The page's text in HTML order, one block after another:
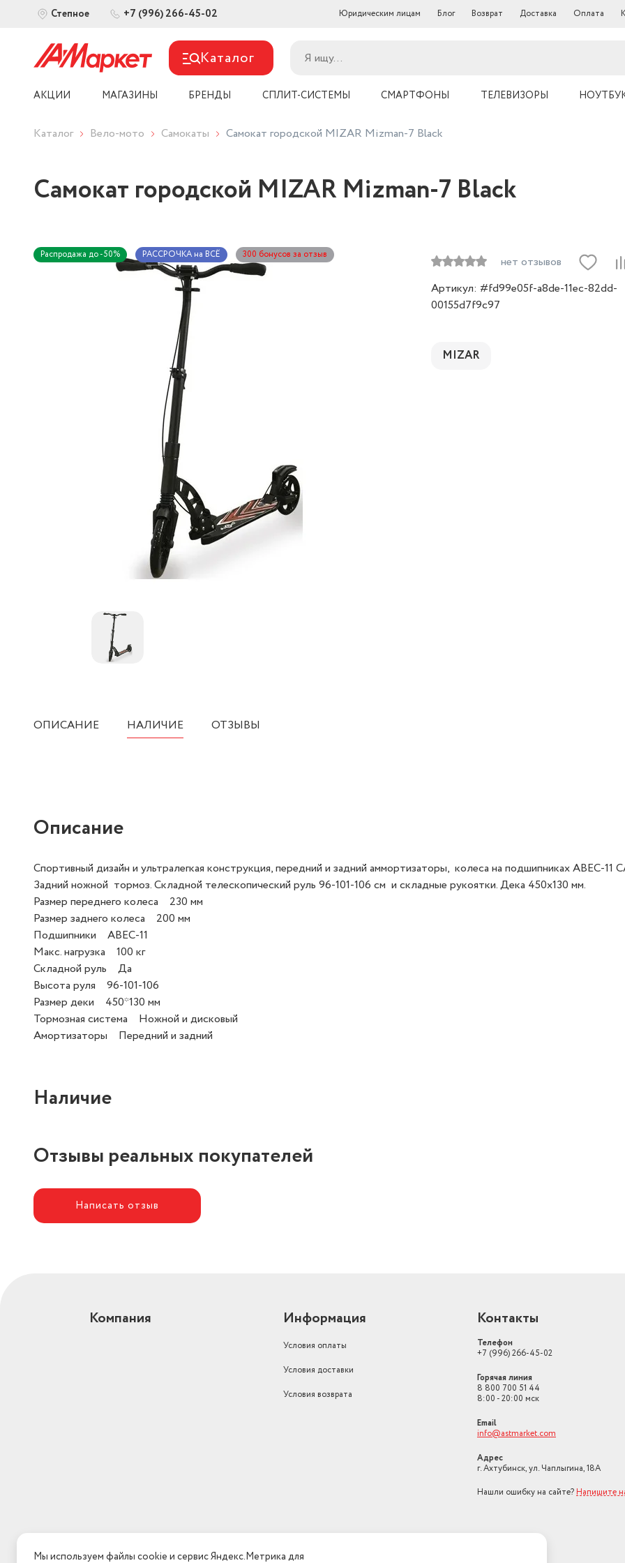
Степное +7 (996) 266-45-02 Юридическим лицам Блог Возврат Доставка Оплата
Каталог
АКЦИИ МАГАЗИНЫ БРЕНДЫ СПЛИТ-СИСТЕМЫ СМАРТФОНЫ ТЕЛЕВИЗОРЫ
Каталог Вело-мото Самокаты Самокат городской MIZAR Mizman-7 Black
Самокат городской MIZAR Mizman-7 Black
Распродажа до -50% РАССРОЧКА на ВСЁ 300 бонусов за отзыв
нет отзывов
Артикул: #fd99e05f-a8de-11ec-82dd-
00155d7f9c97
MIZAR
ОПИСАНИЕ НАЛИЧИЕ ОТЗЫВЫ
Описание
Спортивный дизайн и ультралегкая конструкция, передний и задний аммортизаторы, колеса на подшипниках ABEC-11
Задний ножной тормоз. Складной телескопический руль 96-101-106 см и складные рукоятки. Дека 450х130 мм.
Размер переднего колеса 230 мм
Размер заднего колеса 200 мм
Подшипники ABEC-11
Макс. нагрузка 100 кг
Складной руль Да
Высота руля 96-101-106
Размер деки 450*130 мм
Тормозная система Ножной и дисковый
Амортизаторы Передний и задний
Наличие
Отзывы реальных покупателей
Написать отзыв
Компания Информация
Условия оплаты
Условия доставки
Условия возврата
Контакты
Телефон
+7 (996) 266-45-02
Горячая линия
8 800 700 51 44
8:00 - 20:00 мск
Email
info@astmarket.com
Адрес
г. Ахтубинск, ул. Чаплыгина, 18А
Нашли ошибку на сайте? Напишите
Мы используем файлы cookie и сервис Яндекс.Метрика для